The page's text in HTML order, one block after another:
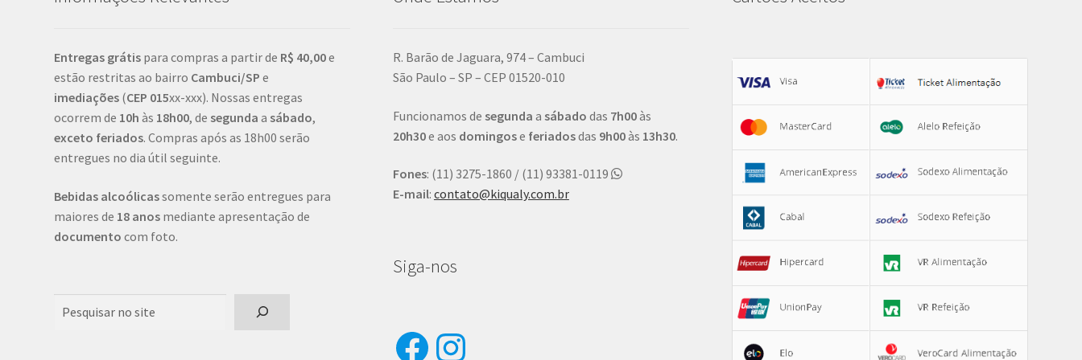
Entregas grátis para compras a partir de R$ 40,00e
estão restritas ao bairro Cambuci/SP e
imediações (CEP 015xx-xxx). Nossas entregas
ocorrem de 10h às 18h00, de segunda a sábado,
exceto feriados. Compras após as 18h00 serão
entregues no dia útil seguinte.
Bebidas alcoólicassomente serão entregues para
maiores de 18 anos mediante apresentação de
documento com foto.
R. Barão de Jaguara, 974 – Cambuci
São Paulo – SP – CEP 01520-010
Funcionamos de segunda a sábado das 7h00às
20h30e aos domingose feriadosdas 9h00às 13h30.
Fones: (11) 3275-1860 / (11) 93381-0119
E-mail: contato@kiqualy.com.br
Siga-nos
Facebook
Instagram